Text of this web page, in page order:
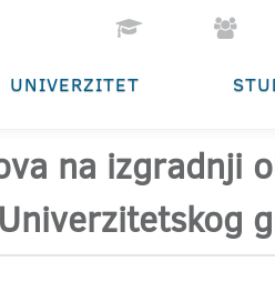
UNIVERZITET
na izgradnji